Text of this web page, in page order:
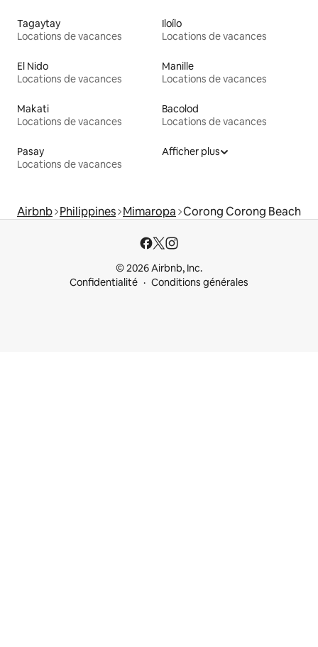
Tagaytay
Locations de vacances
Iloílo
Locations de vacances
El Nido
Locations de vacances
Manille
Locations de vacances
Makati
Locations de vacances
Bacolod
Locations de vacances
Pasay
Locations de vacances
Afficher plus
Airbnb Philippines Mimaropa Corong Corong Beach
© 2026 Airbnb, Inc.
Confidentialité
Conditions générales